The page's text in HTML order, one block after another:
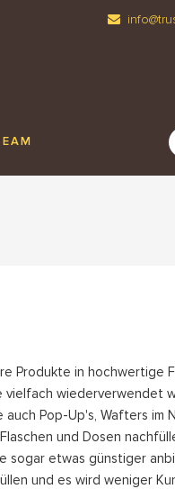
Produkte in hochwertige
vielfach wiederverwendet
Pop-Up's, Wafters im
und Dosen
sogar etwas günstiger
und es wird weniger